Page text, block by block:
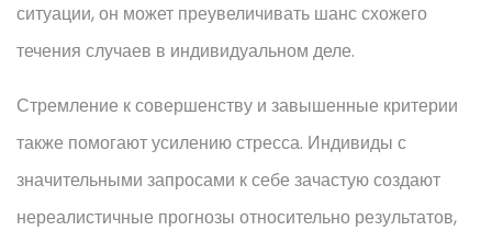
ситуации, он может преувеличивать шанс схожего
течения случаев в индивидуальном деле.
Стремление к совершенству и завышенные критерии
также помогают усилению стресса. Индивиды с
значительными запросами к себе зачастую создают
нереалистичные прогнозы относительно результатов,